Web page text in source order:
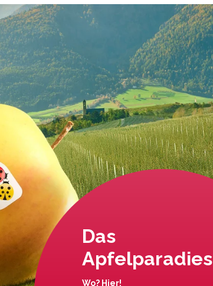
Das
Apfelparadies
Wo? Hier!